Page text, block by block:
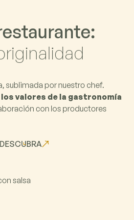
estaurante:
riginalidad
sublimada por nuestro chef.
valores de la gastronomía
con los productores
DESCUBRA